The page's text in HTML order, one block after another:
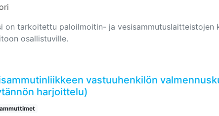
on tarkoitettu paloilmoitin- ja vesisammutuslaitteistojen
osallistuville.
vastuuhenkilön
harjoittelu)